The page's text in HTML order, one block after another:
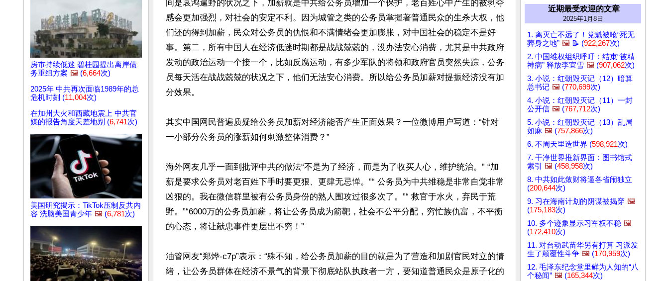
房市持续低迷 碧桂园提出离岸债
务重组方案 🖼️ (6,664次)
2025年 中共再次面临1989年的总
危机时刻 (11,004次)
在加州大火和西藏地震上 中共官
媒的报告角度天差地别 (6,741次)
美国研究揭示：TikTok压制反共内
容 洗脑美国青少年 🖼️ (6,781次)
间是哀鸿遍野的状况之下，加薪就是中共给公务员增加一个保护，老百姓心中产生的被剥夺
感会更加强烈，对社会的安定不利。因为城管之类的公务员掌握著普通民众的生杀大权，他
们还的得到加薪，民众对公务员的仇恨和不满情绪会更加膨胀，对中国社会的稳定不是好
事。第二，所有中国人在经济低迷时期都是战战兢兢的，没办法安心消费，尤其是中共政府
发动的政治运动一个接一个，比如反腐运动，有多少军队的将领和政府官员突然失踪，公务
员每天活在战战兢兢的状况之下，他们无法安心消费。所以给公务员加薪对提振经济没有加
分效果。
其实中国网民普遍质疑给公务员加薪对经济能否产生正面效果？一位微博用户写道：“针对
一小部分公务员的涨薪如何刺激整体消费？”
海外网友几乎一面到批评中共的做法“不是为了经济，而是为了收买人心，维护统治。” “加
薪是要求公务员对老百姓下手时要更狠、更肆无忌惮。”“ 公务员为中共维稳是非常自觉非常
凶狠的。我在微信群里被有公务员身份的熟人围攻过很多次了。”“ 救官于水火，弃民于荒
野。”“6000万的公务员加薪，将让公务员成为箭靶，社会不公平分配，穷忙族仇富，不平衡
的心态，将让献忠事件更层出不穷！”
油管网友“郑烨-c7p”表示：“殊不知，给公务员加薪的目的就是为了营造和加剧官民对立的情
绪，让公务员群体在经济不景气的背景下彻底站队执政者一方，要知道普通民众是原子化的
近期最受欢迎的文章
2025年1月8日
1. 离灭亡不远了！党魁被呛“死无
葬身之地” 🖼️ 📝 (922,267次)
2. 中国维权组织呼吁：结束“被精
神病” 释放李宜雪 🖼️ (907,062次)
3. 小说：红朝毁灭记（12）暗算
总书记 🖼️ (770,699次)
4. 小说：红朝毁灭记（11）一封
公开信 🖼️ (767,712次)
5. 小说：红朝毁灭记（13）乱局
如麻 🖼️ (757,866次)
6. 不周天里造世界 (598,921次)
7. 干净世界推新界面：图书馆式
索引
🖼️ (458,958次)
8. 中共如此敛财将逼各省闹独立
(200,644次)
9. 习在海南计划的阴谋被揭穿 🖼️
(175,183次)
10. 多个迹象显示习军权不稳 🖼️
(172,410次)
11. 对台动武苗华另有打算 习派发
生了颠覆性斗争 🖼️ (170,959次)
12. 毛泽东纪念堂里鲜为人知的“八
个秘闻” 🖼️ (165,344次)